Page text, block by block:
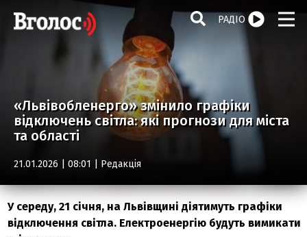
РАДІО
«Львівобленерго» змінило графіки
відключень світла: які прогнози для міста
та області
21.01.2026 | 08:01 | Редакція
У середу, 21 січня, на Львівщині діятимуть графіки
відключення світла. Електроенергію будуть вимикати